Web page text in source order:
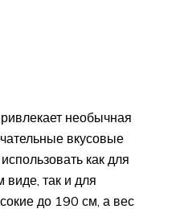
необычная
вкусовые
как для
виде, так и для
до 190 см, а вес